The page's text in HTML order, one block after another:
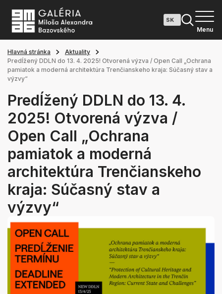
Menu
Hlavná stránka
Aktuality
Predĺžený DDLN do 13. 4. 2025! Otvorená výzva / Open Call „Ochrana
pamiatok a moderná architektúra Trenčianskeho kraja: Súčasný stav a
výzvy“
Predĺžený DDLN do 13. 4.
2025! Otvorená výzva /
Open Call „Ochrana
pamiatok a moderná
architektúra Trenčianskeho
kraja: Súčasný stav a
výzvy“